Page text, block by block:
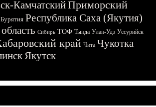
КамчатскийПриморский
Республика Саха (Якутия)
Сибирь ТОФ Тында Улан-Удэ Уссурийск
край Чита Чукотка
Якутск